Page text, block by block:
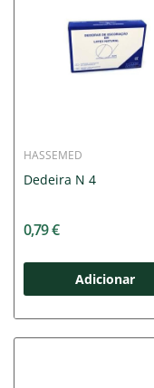
HASSEMED
Dedeira N 4
0,79 €
Adicionar